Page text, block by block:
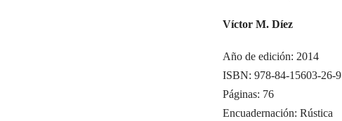
a
r
d
o
c
o
Víctor M. Díez
Año de edición: 2014
ISBN: 978-84-15603-26-9
Páginas: 76
Encuadernación: Rústica